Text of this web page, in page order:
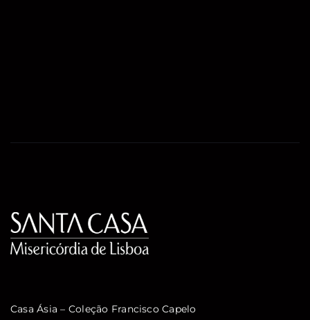
Casa Ásia – Coleção Francisco Capelo